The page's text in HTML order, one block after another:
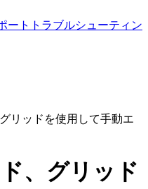
ート トラブルシューティン
リッドを使用して手動エ
、グリッド